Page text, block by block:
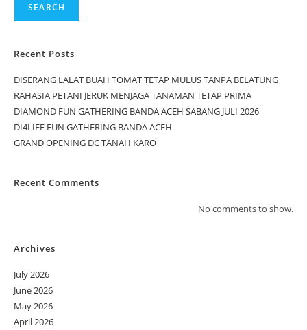
SEARCH
Recent Posts
DISERANG LALAT BUAH TOMAT TETAP MULUS TANPA BELATUNG
RAHASIA PETANI JERUK MENJAGA TANAMAN TETAP PRIMA
DIAMOND FUN GATHERING BANDA ACEH SABANG JULI 2026
DI4LIFE FUN GATHERING BANDA ACEH
GRAND OPENING DC TANAH KARO
Recent Comments
No comments to show.
Archives
July 2026
June 2026
May 2026
April 2026